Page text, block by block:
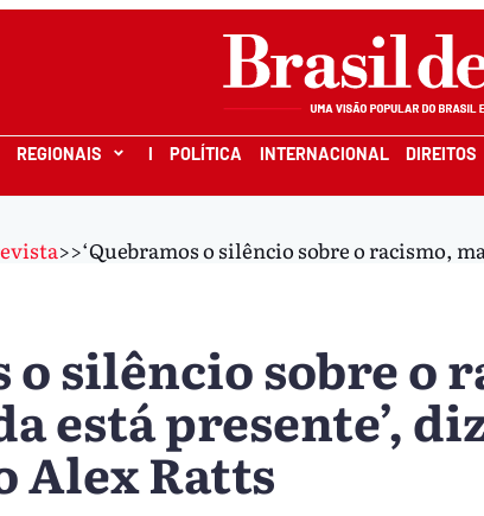
REGIONAIS I POLÍTICA INTERNACIONAL DIREITOS
>>‘Quebramos o silêncio sobre o racismo,
o silêncio sobre o
está presente’,
Alex Ratts